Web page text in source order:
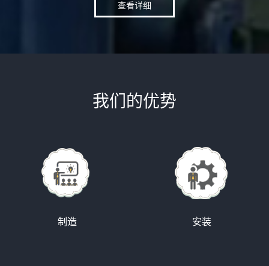
查看详细
我们的优势
制造 安装